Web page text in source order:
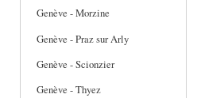
Genève - Morzine
Genève - Praz sur Arly
Genève - Scionzier
Genève - Thyez